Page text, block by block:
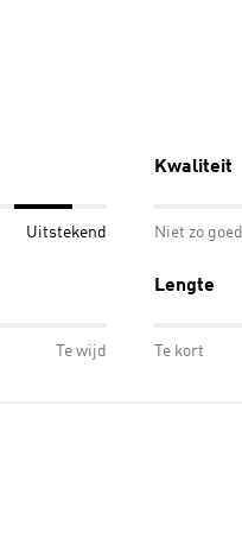
Uitstekend
Kwaliteit
Niet zo goed
Te wijd
Lengte
Te kort